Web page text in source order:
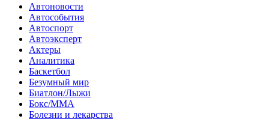
Автоновости
Автособытия
Автоспорт
Автоэксперт
Актеры
Аналитика
Баскетбол
Безумный мир
Биатлон/Лыжи
Бокс/MMA
Болезни и лекарства